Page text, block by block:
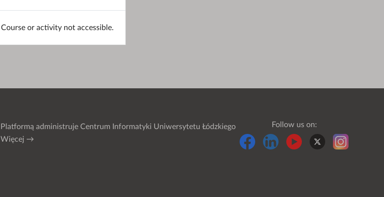
Platformą administruje Centrum Informatyki Uniwersytetu Łódzkiego
Więcej →
Follow us on:
Course or activity not accessible.